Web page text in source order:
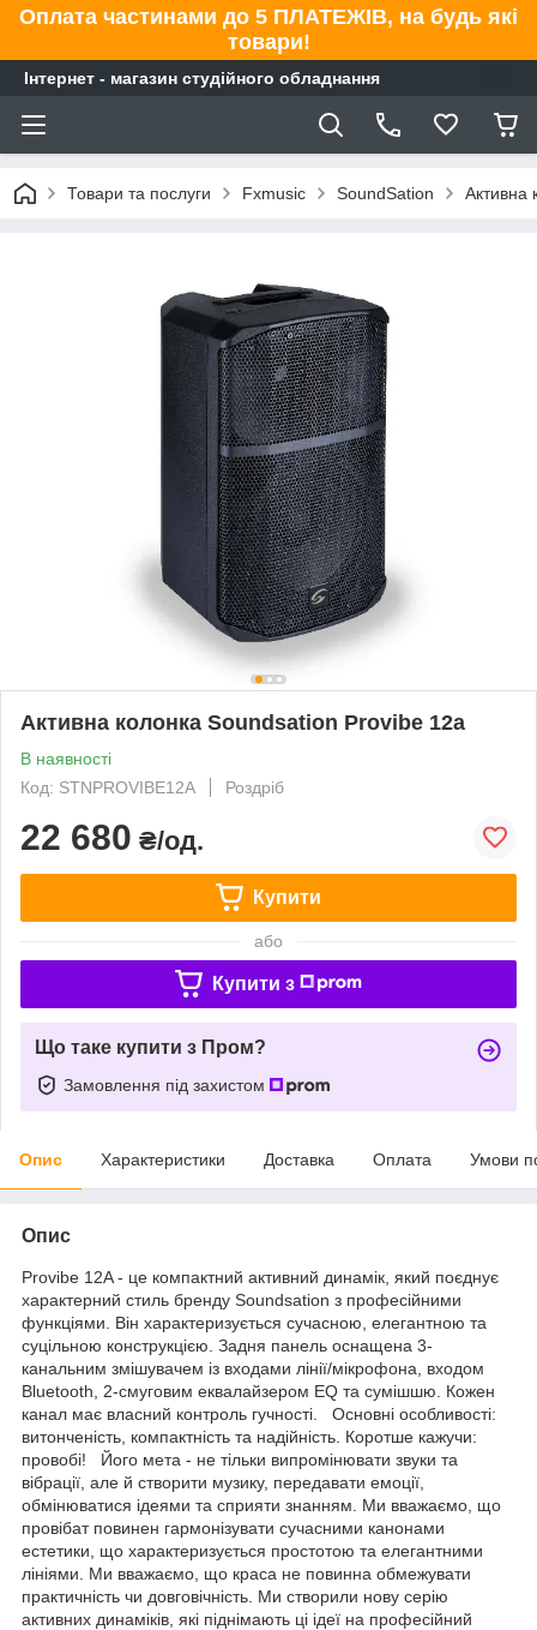
Оплата частинами до 5 ПЛАТЕЖІВ, на будь які
товари!
Інтернет - магазин студійного обладнання
Товари та послуги Fxmusic SoundSation Активна
Активна колонка Soundsation Provibe 12a
В наявності
Код: STNPROVIBE12A
Роздріб
22 680 ₴/од.
Купити
або
Купити з
Що таке купити з Пром?
Замовлення під захистом
Опис Характеристики Доставка Оплата Умови
Опис
Provibe 12A - це компактний активний динамік, який поєднує
характерний стиль бренду Soundsation з професійними
функціями. Він характеризується сучасною, елегантною та
суцільною конструкцією. Задня панель оснащена 3-
канальним змішувачем із входами лінії/мікрофона, входом
Bluetooth, 2-смуговим еквалайзером EQ та сумішшю. Кожен
канал має власний контроль гучності. Основні особливості:
витонченість, компактність та надійність. Коротше кажучи:
провобі! Його мета - не тільки випромінювати звуки та
вібрації, але й створити музику, передавати емоції,
обмінюватися ідеями та сприяти знанням. Ми вважаємо, що
провібат повинен гармонізувати сучасними канонами
естетики, що характеризується простотою та елегантними
лініями. Ми вважаємо, що краса не повинна обмежувати
практичність чи довговічність. Ми створили нову серію
активних динаміків, які піднімають ці ідеї на професійний